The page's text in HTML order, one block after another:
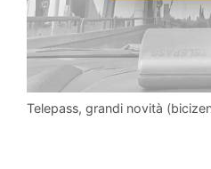
Telepass, grandi novità